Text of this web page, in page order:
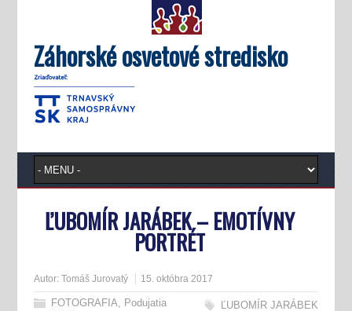
Záhorské osvetové stredisko
ĽUBOMÍR JARÁBEK – EMOTÍVNY
PORTRÉT
Autor: Tomáš Jurovatý 15. októbra 2017
FOTOGRAFIA, Podujatia
ĽUBOMÍR JARÁBEK